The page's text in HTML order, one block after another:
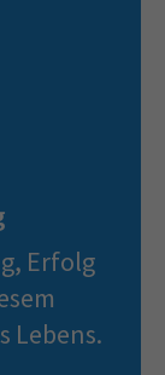
Erfolg
Lebens.